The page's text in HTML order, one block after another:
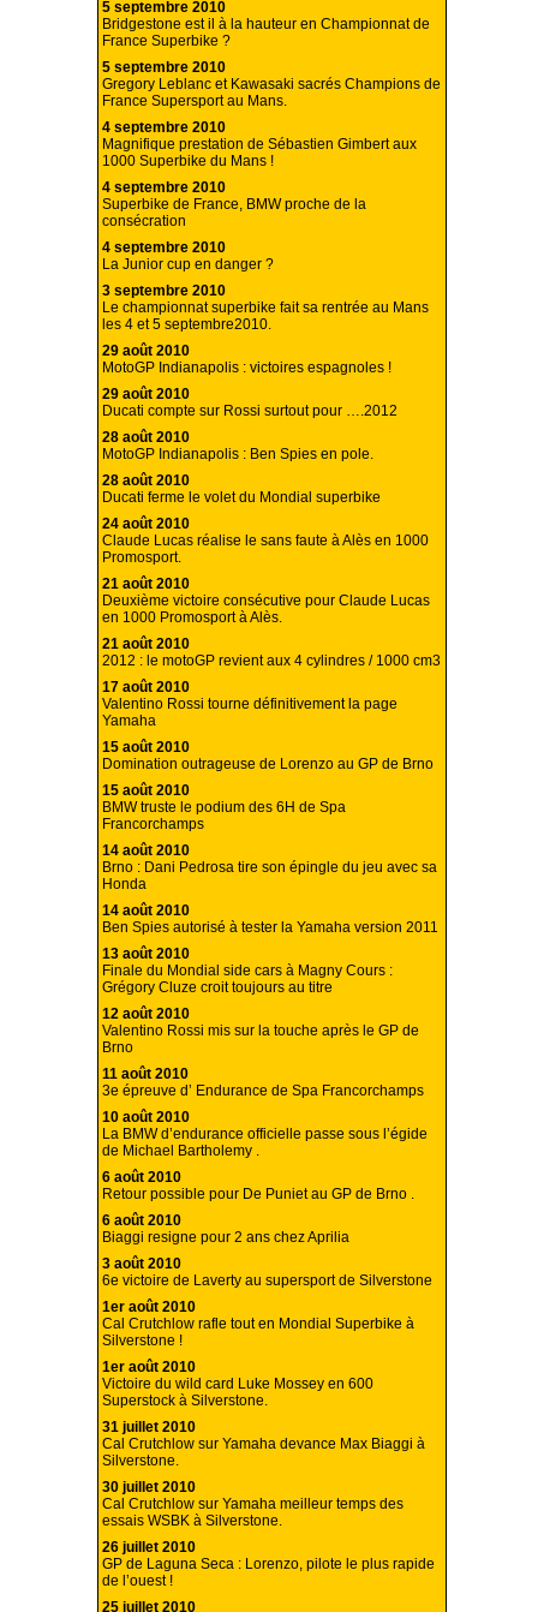
5 septembre 2010
Bridgestone est il à la hauteur en Championnat de
France Superbike ?
5 septembre 2010
Gregory Leblanc et Kawasaki sacrés Champions de
France Supersport au Mans.
4 septembre 2010
Magnifique prestation de Sébastien Gimbert aux
1000 Superbike du Mans !
4 septembre 2010
Superbike de France, BMW proche de la
consécration
4 septembre 2010
La Junior cup en danger ?
3 septembre 2010
Le championnat superbike fait sa rentrée au Mans
les 4 et 5 septembre2010.
29 août 2010
MotoGP Indianapolis : victoires espagnoles !
29 août 2010
Ducati compte sur Rossi surtout pour ….2012
28 août 2010
MotoGP Indianapolis : Ben Spies en pole.
28 août 2010
Ducati ferme le volet du Mondial superbike
24 août 2010
Claude Lucas réalise le sans faute à Alès en 1000
Promosport.
21 août 2010
Deuxième victoire consécutive pour Claude Lucas
en 1000 Promosport à Alès.
21 août 2010
2012 : le motoGP revient aux 4 cylindres / 1000 cm3
17 août 2010
Valentino Rossi tourne définitivement la page
Yamaha
15 août 2010
Domination outrageuse de Lorenzo au GP de Brno
15 août 2010
BMW truste le podium des 6H de Spa
Francorchamps
14 août 2010
Brno : Dani Pedrosa tire son épingle du jeu avec sa
Honda
14 août 2010
Ben Spies autorisé à tester la Yamaha version 2011
13 août 2010
Finale du Mondial side cars à Magny Cours :
Grégory Cluze croit toujours au titre
12 août 2010
Valentino Rossi mis sur la touche après le GP de
Brno
11 août 2010
3e épreuve d’ Endurance de Spa Francorchamps
10 août 2010
La BMW d’endurance officielle passe sous l’égide
de Michael Bartholemy .
6 août 2010
Retour possible pour De Puniet au GP de Brno .
6 août 2010
Biaggi resigne pour 2 ans chez Aprilia
3 août 2010
6e victoire de Laverty au supersport de Silverstone
1er août 2010
Cal Crutchlow rafle tout en Mondial Superbike à
Silverstone !
1er août 2010
Victoire du wild card Luke Mossey en 600
Superstock à Silverstone.
31 juillet 2010
Cal Crutchlow sur Yamaha devance Max Biaggi à
Silverstone.
30 juillet 2010
Cal Crutchlow sur Yamaha meilleur temps des
essais WSBK à Silverstone.
26 juillet 2010
GP de Laguna Seca : Lorenzo, pilote le plus rapide
de l’ouest !
25 juillet 2010